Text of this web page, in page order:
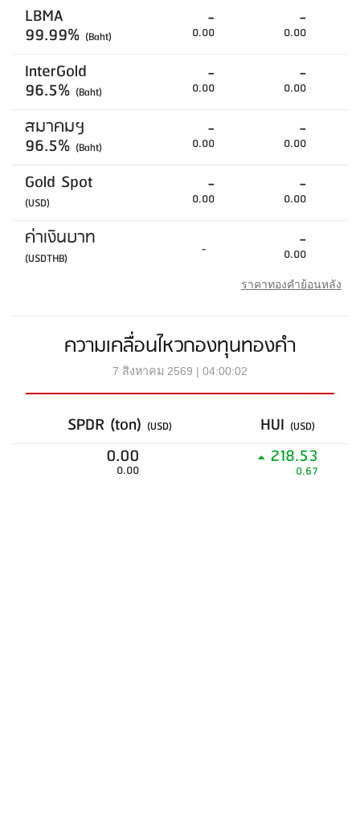
LBMA
99.99% (Baht)
-
0.00
-
0.00
InterGold
96.5% (Baht)
-
0.00
-
0.00
สมาคมฯ
96.5% (Baht)
-
0.00
-
0.00
Gold Spot
(USD)
-
0.00
-
0.00
ค่าเงินบาท
(USDTHB) - -
0.00
ราคาทองคำย้อนหลัง
ความเคลื่อนไหวกองทุนทองคำ
7 สิงหาคม 2569 | 04:00:02
SPDR (ton) (USD) HUI (USD)
0.00
0.00
218.53
0.67